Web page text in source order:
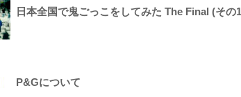
日本全国で鬼ごっこをしてみた The Final (その
P&Gについて